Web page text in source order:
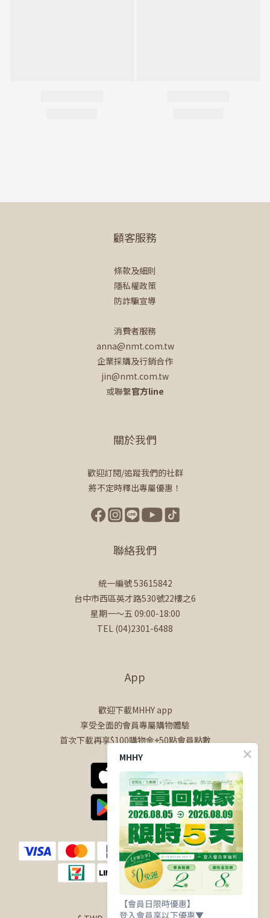
顧客服務
條款及細則
隱私權政策
防詐騙宣導
消費者服務
anna@nmt.com.tw
企業採購及行銷合作
jin@nmt.com.tw
或聯繫官方line
關於我們
歡迎訂閱/追蹤我們的社群
將不定時釋出專屬優惠！
聯絡我們
統一編號 53615842
台中市西區英才路530號22樓之6
星期一～五 09:00-18:00
TEL (04)2301-6488
App
歡迎下載MHHY app
享受全面的會員專屬購物體驗
首次下載再享$100購物金+50點會員點數
MHHY
【會員日限時優惠】
登入會員享以下優惠▼